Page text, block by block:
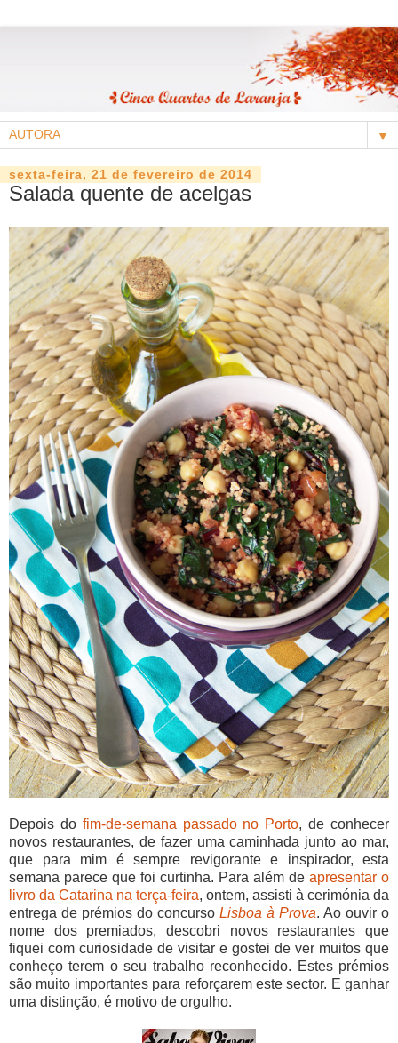
▼
sexta-feira, 21 de fevereiro de 2014
Salada quente de acelgas
Depois do fim-de-semana passado no Porto, de conhecer
novos restaurantes, de fazer uma caminhada junto ao mar,
que para mim é sempre revigorante e inspirador, esta
semana parece que foi curtinha. Para além de apresentar o
livro da Catarina na terça-feira, ontem, assisti à cerimónia da
entrega de prémios do concurso Lisboa à Prova. Ao ouvir o
nome dos premiados, descobri novos restaurantes que
fiquei com curiosidade de visitar e gostei de ver muitos que
conheço terem o seu trabalho reconhecido. Estes prémios
são muito importantes para reforçarem este sector. E ganhar
uma distinção, é motivo de orgulho.